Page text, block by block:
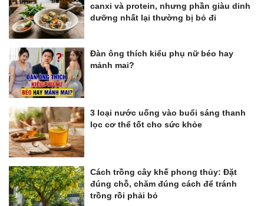
canxi và protein, nhưng phần giàu dinh
dưỡng nhất lại thường bị bỏ đi
Đàn ông thích kiểu phụ nữ béo hay
mảnh mai?
3 loại nước uống vào buổi sáng thanh
lọc cơ thể tốt cho sức khỏe
Cách trồng cây khế phong thủy: Đặt
đúng chỗ, chăm đúng cách để tránh
trồng rồi phải bỏ